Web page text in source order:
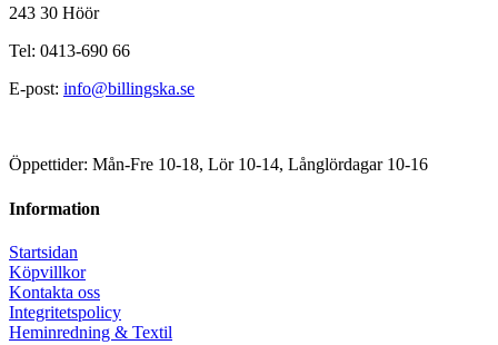
243 30 Höör
Tel: 0413-690 66
E-post: info@billingska.se
Öppettider: Mån-Fre 10-18, Lör 10-14, Långlördagar 10-16
Information
Startsidan
Köpvillkor
Kontakta oss
Integritetspolicy
Heminredning & Textil